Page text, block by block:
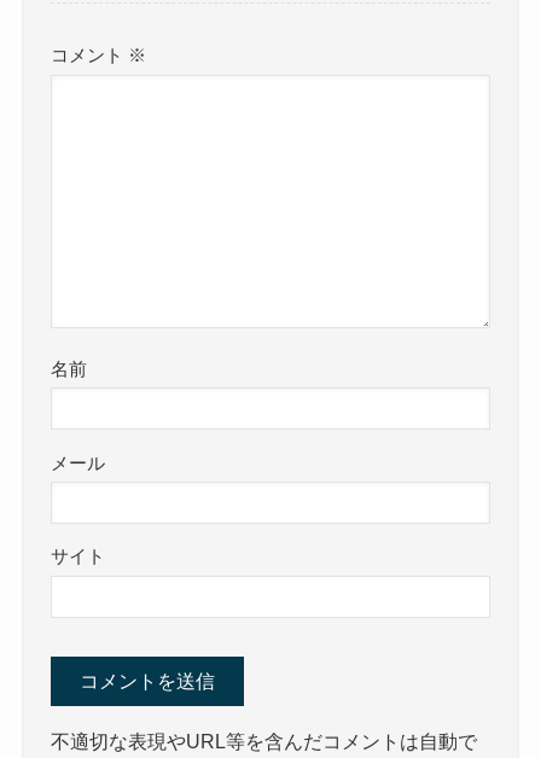
コメント ※
名前
メール
サイト
不適切な表現やURL等を含んだコメントは自動で